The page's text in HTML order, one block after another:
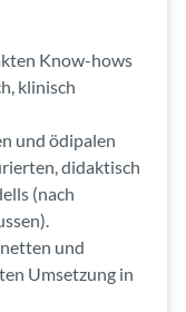
Know-hows
klinisch
und ödipalen
didaktisch
(nach
und
Umsetzung in